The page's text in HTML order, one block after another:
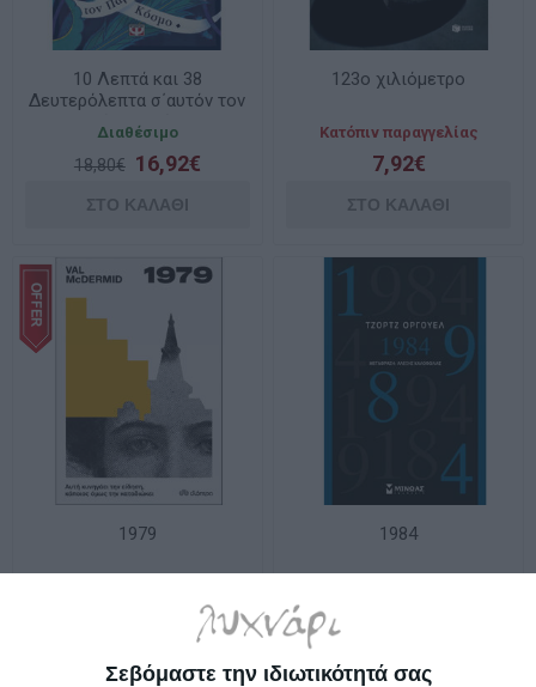
Σεβόμαστε την ιδιωτικότητά σας
10 Λεπτά και 38
Δευτερόλεπτα σ΄αυτόν τον
παράξενο κόσμο
Διαθέσιμο
18,80€ 16,92€
123ο χιλιόμετρο
Κατόπιν παραγγελίας
7,92€
1979 1984